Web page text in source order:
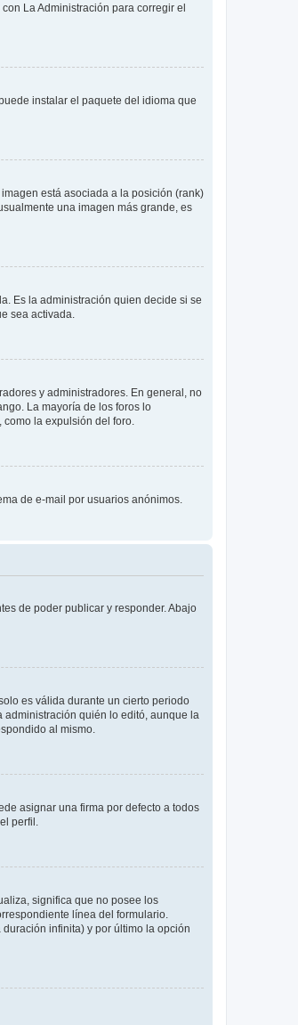
La Administración para corregir el
instalar el paquete del idioma que
está asociada a la posición (rank)
una imagen más grande, es
Es la administración quien decide si se
sea activada.
y administradores. En general, no
La mayoría de los foros lo
la expulsión del foro.
de e-mail por usuarios anónimos.
de poder publicar y responder. Abajo
es válida durante un cierto periodo
quién lo editó, aunque la
al mismo.
asignar una firma por defecto a todos
perfil.
significa que no posee los
línea del formulario.
infinita) y por último la opción